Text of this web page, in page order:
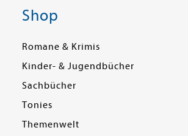
Shop
Romane & Krimis
Kinder- & Jugendbücher
Sachbücher
Tonies
Themenwelt